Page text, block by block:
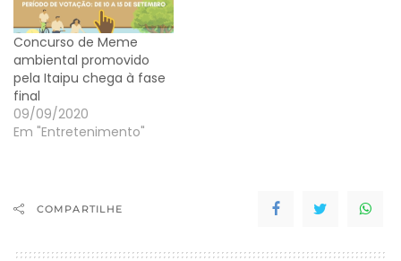
Concurso de Meme
ambiental promovido
pela Itaipu chega à fase
final
09/09/2020
Em "Entretenimento"
COMPARTILHE